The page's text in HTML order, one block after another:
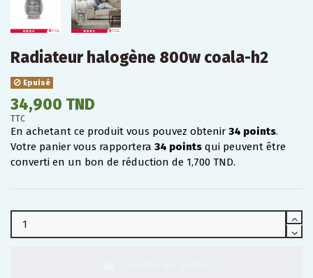
Radiateur halogène 800w coala-h2
Epuisé
34,900 TND
TTC
En achetant ce produit vous pouvez obtenir 34 points.
Votre panier vous rapportera 34 points qui peuvent être
converti en un bon de réduction de 1,700 TND.